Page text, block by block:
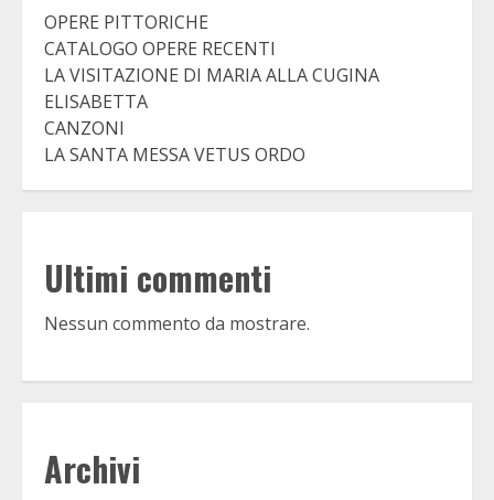
OPERE PITTORICHE
CATALOGO OPERE RECENTI
LA VISITAZIONE DI MARIA ALLA CUGINA
ELISABETTA
CANZONI
LA SANTA MESSA VETUS ORDO
Ultimi commenti
Nessun commento da mostrare.
Archivi